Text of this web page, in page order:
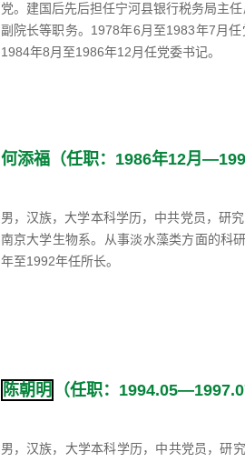
党。建国后先后担任宁河县银行税务局主
副院长等职务。1978年6月至1983年7月
1984年8月至1986年12月任党委书记。
何添福（任职：1986年12月
男，汉族，大学本科学历，中共党员，研
南京大学生物系。从事淡水藻类方面的科
年至1992年任所长。
陈朝明 （任职：
男，汉族，大学本科学历，中共党员，研